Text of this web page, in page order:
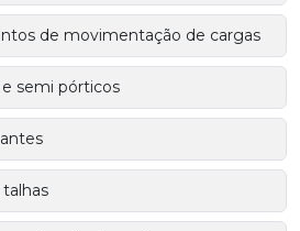
de movimentação de cargas
e semi pórticos
talhas